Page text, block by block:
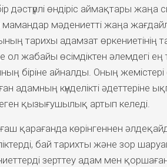
дәстүрлі өндіріс аймақтары
мәдениетті жаңа
тарихы адамзат өркениетінің
ол жабайы өсімдіктен әлемдегі
біріне айналды. Оның
адамның күнделікті әдеттеріне
қызығушылық артып келеді.
қарағанда көрінгеннен
бай тарихты және зор
зерттеу адам мен